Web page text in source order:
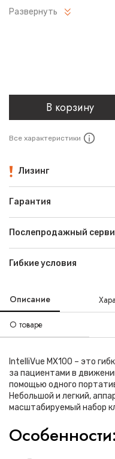
помощью одного
Небольшой и легкий,
Развернуть
В корзину
Все характеристики
Лизинг
Гарантия
Послепродажный
Гибкие условия
Описание
О товаре
IntelliVue MX100 – это
за пациентами в
помощью одного
Небольшой и легкий,
масштабируемый набор
Особенности: